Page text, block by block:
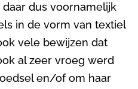
dus voornamelijk
in de vorm van textiel
vele bewijzen dat
al zeer vroeg werd
en/of om haar